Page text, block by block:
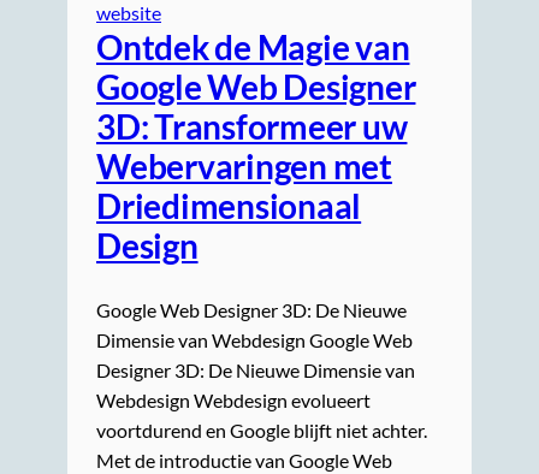
website
Ontdek de Magie van
Google Web Designer
3D: Transformeer uw
Webervaringen met
Driedimensionaal
Design
Google Web Designer 3D: De Nieuwe
Dimensie van Webdesign Google Web
Designer 3D: De Nieuwe Dimensie van
Webdesign Webdesign evolueert
voortdurend en Google blijft niet achter.
Met de introductie van Google Web